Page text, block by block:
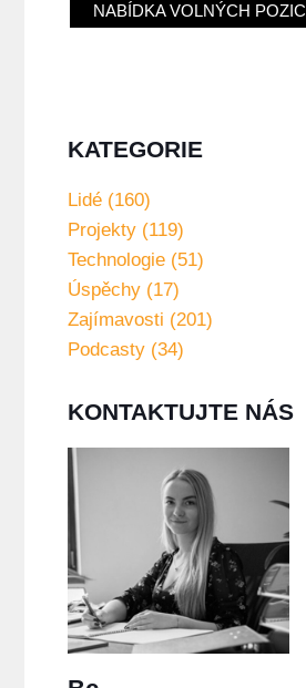
NABÍDKA VOLNÝCH POZIC
KATEGORIE
Lidé (160)
Projekty (119)
Technologie (51)
Úspěchy (17)
Zajímavosti (201)
Podcasty (34)
KONTAKTUJTE NÁS